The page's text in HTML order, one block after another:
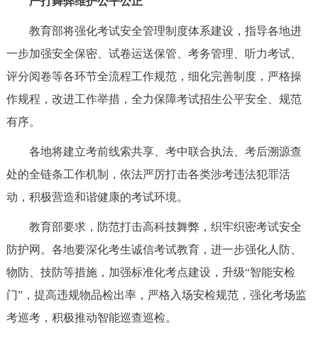
个人服务 法人服务 部门服务
便民服务 利企服务 投资项目
政民互动
参与调查 在线访谈 图说互动
走进北京
北京概况 十六区概览
教育部将强化考试安全管理制度体系建设，指导各地进
一步加强安全保密、试卷运送保管、考务管理、听力考试、
评分阅卷等各环节全流程工作规范，细化完善制度，严格操
作规程，改进工作举措，全力保障考试招生公平安全、规范
有序。
各地将建立考前线索共享、考中联合执法、考后溯源查
处的全链条工作机制，依法严厉打击各类涉考违法犯罪活
动，积极营造和谐健康的考试环境。
教育部要求，防范打击高科技舞弊，织牢织密考试安全
防护网。各地要深化考生诚信考试教育，进一步强化人防、
物防、技防等措施，加强标准化考点建设，升级“智能安检
门”，提高违规物品检出率，严格入场安检规范，强化考场监
考巡考，积极推动智能巡查巡检。